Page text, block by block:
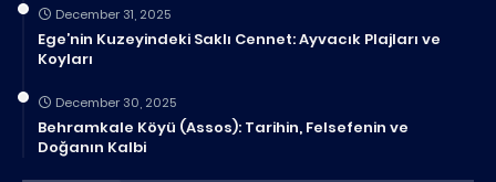
December 31, 2025
Ege’nin Kuzeyindeki Saklı Cennet: Ayvacık Plajları ve
Koyları
December 30, 2025
Behramkale Köyü (Assos): Tarihin, Felsefenin ve
Doğanın Kalbi